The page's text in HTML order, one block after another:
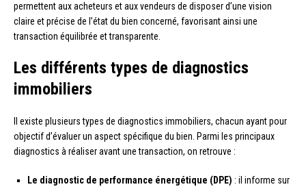
permettent aux acheteurs et aux vendeurs de disposer d’une vision
claire et précise de l’état du bien concerné, favorisant ainsi une
transaction équilibrée et transparente.
Les différents types de diagnostics
immobiliers
Il existe plusieurs types de diagnostics immobiliers, chacun ayant pour
objectif d’évaluer un aspect spécifique du bien. Parmi les principaux
diagnostics à réaliser avant une transaction, on retrouve :
Le diagnostic de performance énergétique (DPE) : il informe sur